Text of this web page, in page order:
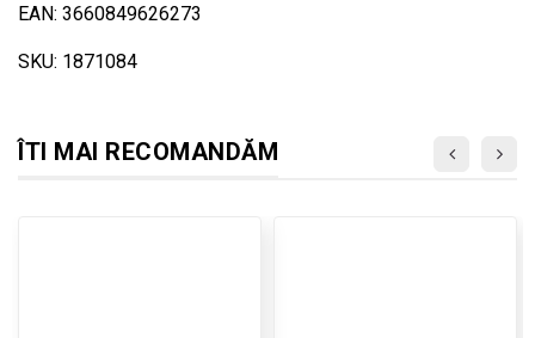
EAN: 3660849626273
SKU: 1871084
ÎTI MAI RECOMANDĂM